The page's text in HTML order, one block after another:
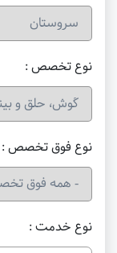
نوع خدمت :
نوع تخصص :
نوع فوق تخصص :